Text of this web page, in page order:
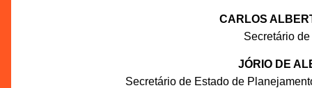
CARLOS
Secretário
JÓRIO DE
Secretário de Estado de